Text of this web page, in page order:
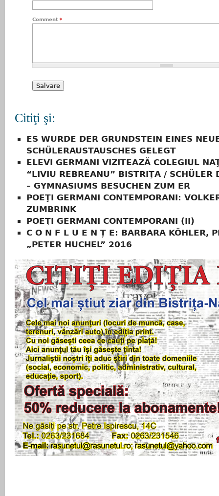
Comment *
Citiţi şi:
ES WURDE DER GRUNDSTEIN EINES
SCHÜLERAUSTAUSCHES GELEGT
ELEVI GERMANI VIZITEAZĂ COLEGIUL
“LIVIU REBREANU” BISTRIŢA / SCHÜLER
– GYMNASIUMS BESUCHEN ZUM ER
POEŢI GERMANI CONTEMPORANI:
ZUMBRINK
POEŢI GERMANI CONTEMPORANI (II)
C O N F L U E N Ț E: BARBARA KÖHLER,
„PETER HUCHEL” 2016